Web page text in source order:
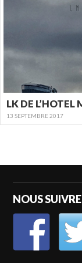
13 SEPTEMBRE 2017
NOUS SUIVRE